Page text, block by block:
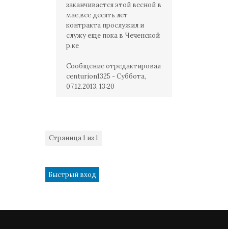
заканчивается этой весной в
мае,все десять лет
контракта прослужил и
служу еще пока в Чеченской
р.ке
Сообщение отредактировал
centurion1325 -Суббота,
07.12.2013, 13:20
Страница1 из 1